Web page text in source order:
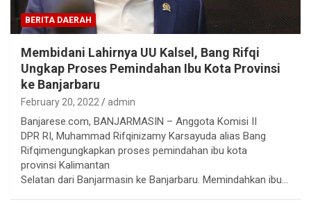
BERITA DAERAH
Membidani Lahirnya UU Kalsel, Bang Rifqi
Ungkap Proses Pemindahan Ibu Kota Provinsi
ke Banjarbaru
February 20, 2022 admin
Banjarese.com, BANJARMASIN – Anggota Komisi II
DPR RI, Muhammad Rifqinizamy Karsayuda alias Bang
Rifqimengungkapkan proses pemindahan ibu kota
provinsi Kalimantan
Selatan dari Banjarmasin ke Banjarbaru. Memindahkan ibu…